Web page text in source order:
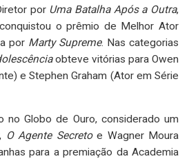
por Uma Batalha Após a Outra,
o prêmio de Melhor Ator
por Marty Supreme. Nas categorias
obteve vitórias para Owen
e Stephen Graham (Ator em Série
no Globo de Ouro, considerado um
O Agente Secretoe Wagner Moura
para a premiação da Academia